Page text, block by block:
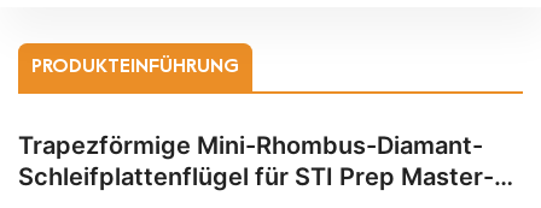
PRODUKTEINFÜHRUNG
Trapezförmige Mini-Rhombus-Diamant-
Schleifplattenflügel für STI Prep Master-